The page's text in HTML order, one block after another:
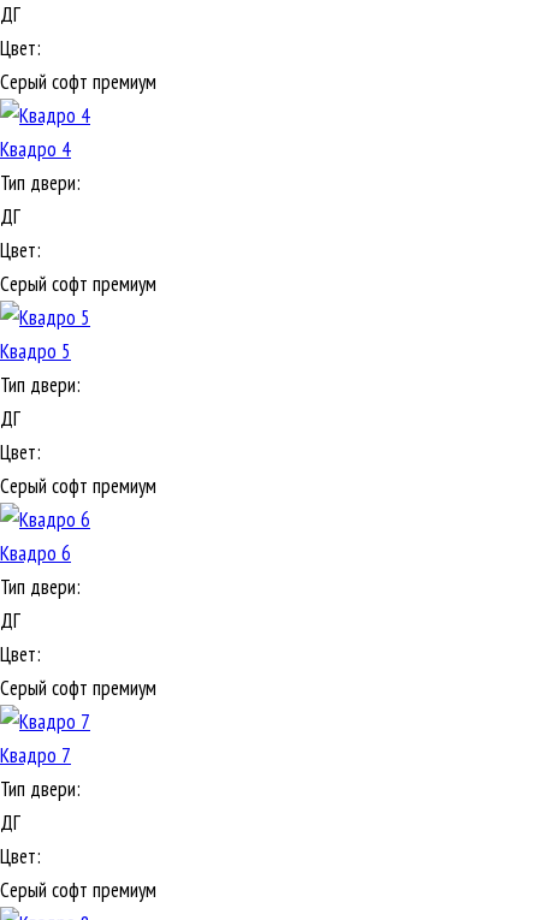
ДГ
Цвет:
Серый софт премиум
Квадро 4
Тип двери:
ДГ
Цвет:
Серый софт премиум
Квадро 5
Тип двери:
ДГ
Цвет:
Серый софт премиум
Квадро 6
Тип двери:
ДГ
Цвет:
Серый софт премиум
Квадро 7
Тип двери:
ДГ
Цвет:
Серый софт премиум